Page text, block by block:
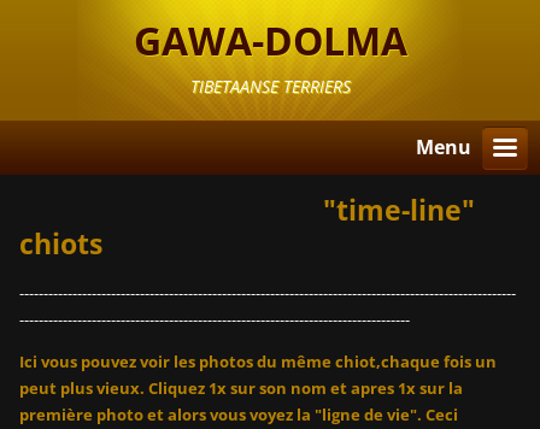
GAWA-DOLMA
TIBETAANSE TERRIERS
Menu
"time-line"
chiots
-------------------------------------------------------------------------------------------------------
---------------------------------------------------------------------------------
Ici vous pouvez voir les photos du même chiot,chaque fois un
peut plus vieux. Cliquez 1x sur son nom et apres 1x sur la
première photo et alors vous voyez la "ligne de vie". Ceci